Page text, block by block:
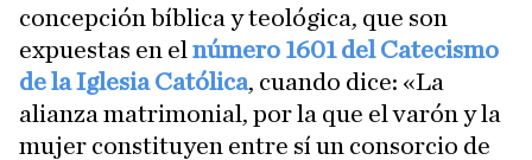
concepción bíblica y teológica, que son
expuestas en el número 1601 del Catecismo
de la Iglesia Católica, cuando dice: «La
alianza matrimonial, por la que el varón y la
mujer constituyen entre sí un consorcio de